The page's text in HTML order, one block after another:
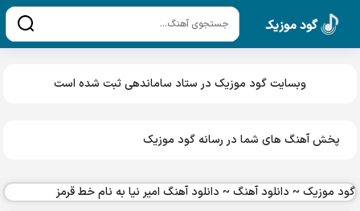
گود موزیک
وبسایت گود موزیک در ستاد ساماندهی ثبت شده است
پخش آهنگ های شما در رسانه گود موزیک
گود موزیک ~ دانلود آهنگ ~ دانلود آهنگ امیر نیا به نام خط قرمز